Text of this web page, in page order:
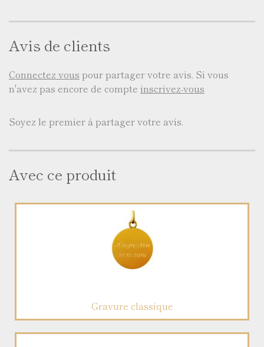
Avis de clients
Connectez vous pour partager votre avis. Si vous
n'avez pas encore de compte inscrivez-vous
Soyez le premier à partager votre avis.
Avec ce produit
Gravure classique